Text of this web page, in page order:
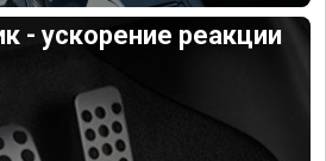
- ускорение реакции